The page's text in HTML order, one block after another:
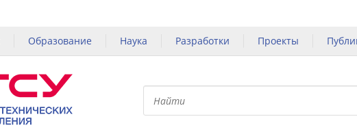
Образование Наука Разработки Проекты